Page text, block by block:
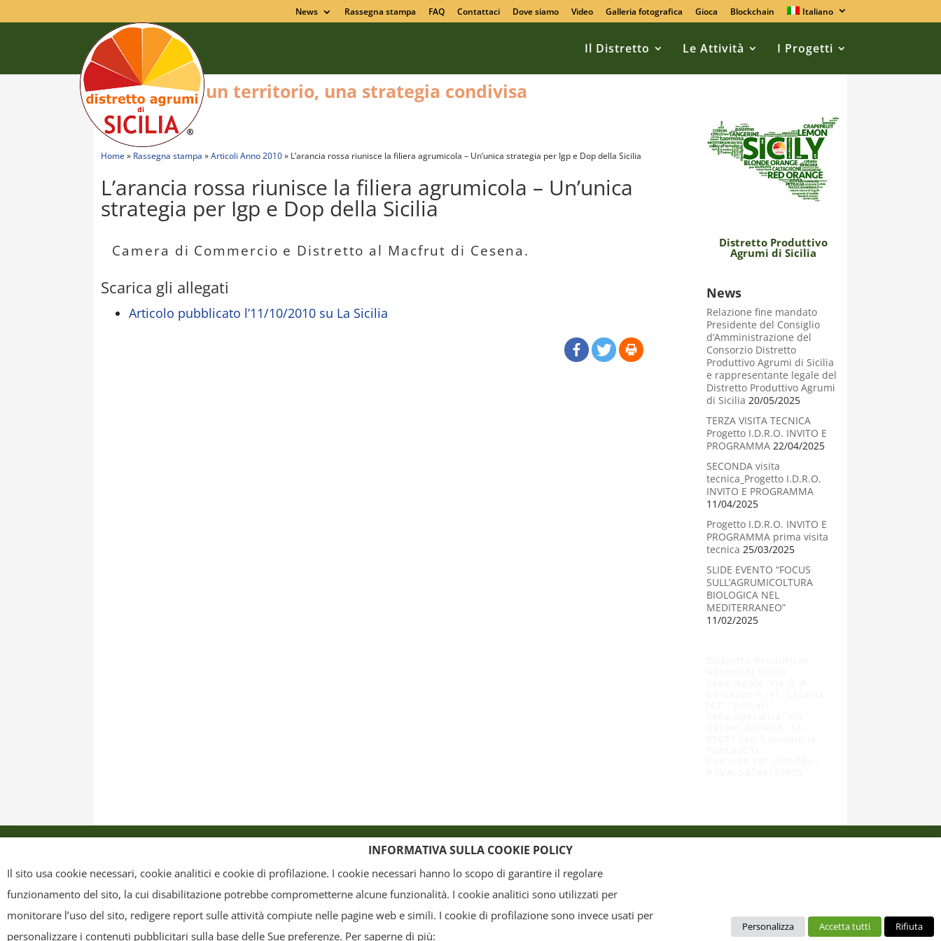
News Rassegna stampa FAQ Contattaci Dove siamo Video Galleria fotografica Gioca Blockchain Italiano
Il Distretto Le Attività I Progetti
Home » Rassegna stampa »Articoli Anno 2010» L’arancia rossa riunisce la filiera agrumicola – Un’unica strategia per Igp e Dop della Sicilia
L’arancia rossa riunisce la filiera agrumicola – Un’unica
strategia per Igp e Dop della Sicilia
Camera di Commercio e Distretto al Macfrut di Cesena.
Scarica gli allegati
Articolo pubblicato l’11/10/2010 su La Sicilia
Distretto Produttivo
Agrumi di Sicilia
un territorio, una strategia condivisa
News
Relazione fine mandato
Presidente del Consiglio
d’Amministrazione del
Consorzio Distretto
Produttivo Agrumi di Sicilia
e rappresentante legale del
Distretto Produttivo Agrumi
di Sicilia 20/05/2025
TERZA VISITA TECNICA
Progetto I.D.R.O. INVITO E
PROGRAMMA 22/04/2025
SECONDA visita
tecnica_Progetto I.D.R.O.
INVITO E PROGRAMMA
11/04/2025
Progetto I.D.R.O. INVITO E
PROGRAMMA prima visita
tecnica 25/03/2025
SLIDE EVENTO “FOCUS
SULL’AGRUMICOLTURA
BIOLOGICA NEL
MEDITERRANEO”
11/02/2025
Copyright - Tutti i contenuti di questa pagina (i testi, le immagini, la grafica ed il layout) sono di proprietà del "Distretto Produttivo Agrumi di Sicilia" e tutelati dal diritto d’autore. È pertanto vietato copiarli, pubblicarli,
riscriverli, commercializzarli, distribuirli, anche soltanto in parte. Tutti i documenti presenti su questo sito, disponibili gratuitamente per il download, sono da intendere esclusivamente per uso personale. Possono essere
INFORMATIVA SULLA COOKIE POLICY
Il sito usa cookie necessari, cookie analitici e cookie di profilazione. I cookie necessari hanno lo scopo di garantire il regolare
funzionamento del sito, la cui disabilitazione potrebbe comprometterne alcune funzionalità. I cookie analitici sono utilizzati per
monitorare l’uso del sito, redigere report sulle attività compiute nelle pagine web e simili. I cookie di profilazione sono invece usati per
personalizzare i contenuti pubblicitari sulla base delle Sue preferenze. Per saperne di più:
Personalizza Accetta tutti Rifiuta